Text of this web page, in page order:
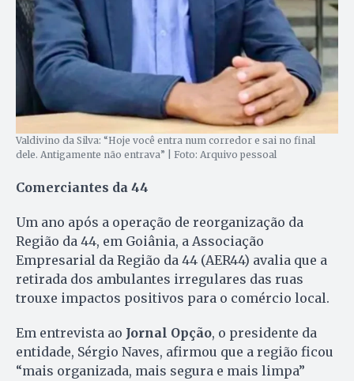
Valdivino da Silva: “Hoje você entra num corredor e sai no final
dele. Antigamente não entrava” | Foto: Arquivo pessoal
Comerciantes da 44
Um ano após a operação de reorganização da
Região da 44, em Goiânia, a Associação
Empresarial da Região da 44 (AER44) avalia que a
retirada dos ambulantes irregulares das ruas
trouxe impactos positivos para o comércio local.
Em entrevista ao Jornal Opção, o presidente da
entidade, Sérgio Naves, afirmou que a região ficou
“mais organizada, mais segura e mais limpa”